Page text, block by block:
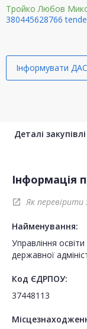
Тройко Любов
380445628766
Інформувати
Деталі закупівлі
Інформація
open_in_new Як
Найменування:
Управління
державної
Код ЄДРПОУ:
37448113